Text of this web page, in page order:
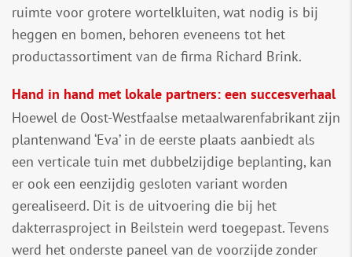
ruimte voor grotere wortelkluiten, wat nodig is bij
heggen en bomen, behoren eveneens tot het
productassortiment van de firma Richard Brink.
Hand in hand met lokale partners: een succesverhaal
Hoewel de Oost-Westfaalse metaalwarenfabrikant zijn
plantenwand ‘Eva’ in de eerste plaats aanbiedt als
een verticale tuin met dubbelzijdige beplanting, kan
er ook een eenzijdig gesloten variant worden
gerealiseerd. Dit is de uitvoering die bij het
dakterrasproject in Beilstein werd toegepast. Tevens
werd het onderste paneel van de voorzijde zonder